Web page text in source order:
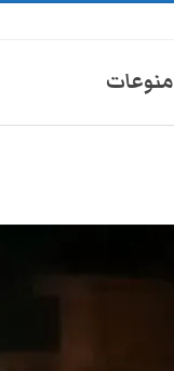
منوعات